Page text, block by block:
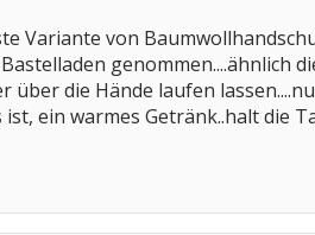
Variante von
über die Hände laufen
ein warmes Getränk..halt die